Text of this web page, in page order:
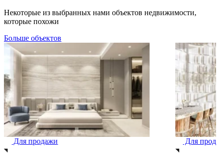
Некоторые из выбранных нами объектов недвижимости,
которые похожи
Больше объектов
Для продажи Для